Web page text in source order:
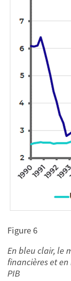
Figure 6
En bleu clair, le
financières et
PIB